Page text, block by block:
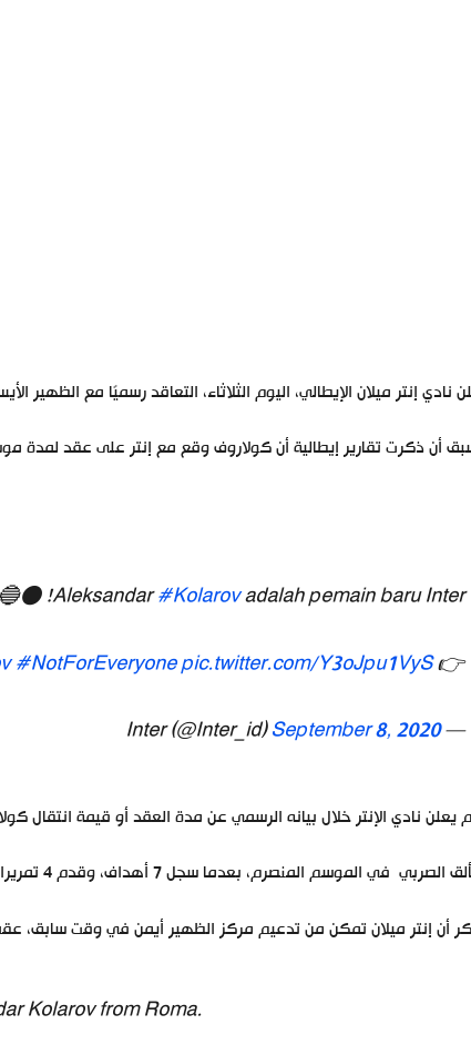
نادي إنتر ميلان الإيطالي، اليوم الثلاثاء، التعاقد رسميًا مع
أن ذكرت تقارير إيطالية أن كولاروف وقع مع إنتر على عقد لمدة
Aleksandar#Kolarovadalah pemain baru Inter! ⚫️🔵
👉
#NotForEveryonepic.twitter.com/Y3oJpu1VyS
— Inter (@Inter_id)
September 8, 2020
يعلن نادي الإنتر خلال بيانه الرسمي عن مدة العقد أو قيمة انتقال
في الموسم المنصرم، بعدما سجل 7 أهداف، وقدم 4 تمريرات حاسمة في 32 مباراة بالدوري الإيطالي.
أن إنتر ميلان تمكن من تدعيم مركز الظهير أيمن في وقت سابق،
Kolarov from Roma.